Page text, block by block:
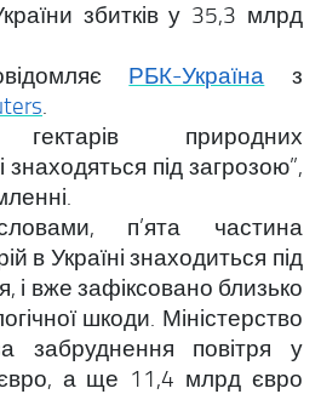
збитків у 35,3 млрд
РБК-Україна з
.
гектарів природних
знаходяться під загрозою”,
п’ята частина
в Україні знаходиться під
і вже зафіксовано близько
шкоди. Міністерство
забруднення повітря у
а ще 11,4 млрд євро